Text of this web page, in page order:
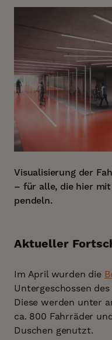
Visualisierung der
– für alle, die hier
pendeln.
Aktueller
Im April wurden die
Untergeschossen
Diese werden unter
ca. 800 Fahrräder
Duschen genutzt.